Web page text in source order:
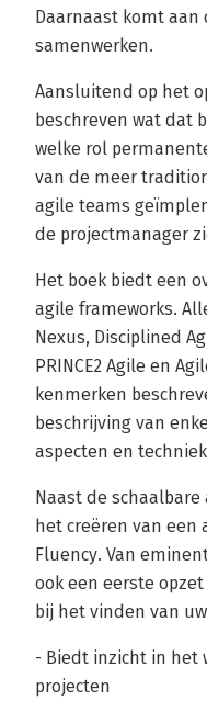
Daarnaast komt
samenwerken.
Aansluitend op het
beschreven wat dat
welke rol
van de meer
agile teams
de projectmanager
Het boek biedt een
agile frameworks.
Nexus, Disciplined
PRINCE2 Agile en
kenmerken
beschrijving van
aspecten en
Naast de
het creëren van een
Fluency. Van
ook een eerste
bij het vinden van
- Biedt inzicht in het
projecten